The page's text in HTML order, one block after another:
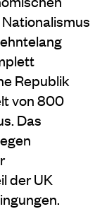
Republik
von 800
Das
der UK